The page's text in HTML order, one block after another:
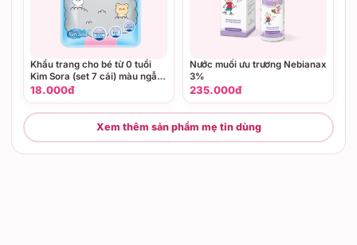
Khẩu trang cho bé từ 0 tuổi
Kim Sora (set 7 cái) màu ngẫu
nhiên
18.000đ
Nước muối ưu trương Nebianax
3%
235.000đ
Xem thêm sản phẩm mẹ tin dùng